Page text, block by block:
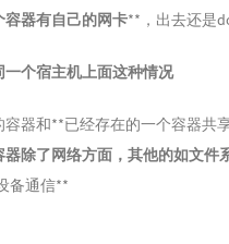
器有自己的网卡**，出去还是
个宿主机上面这种情况
器和**已经存在的一个容器共
除了网络方面，其他的如文件
备通信**